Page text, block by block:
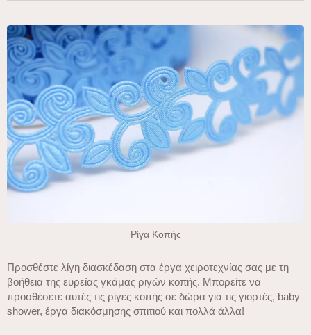
Ρίγα Κοπής
Προσθέστε λίγη διασκέδαση στα έργα χειροτεχνίας σας με τη
βοήθεια της ευρείας γκάμας ριγών κοπής. Μπορείτε να
προσθέσετε αυτές τις ρίγες κοπής σε δώρα για τις γιορτές, baby
shower, έργα διακόσμησης σπιτιού και πολλά άλλα!